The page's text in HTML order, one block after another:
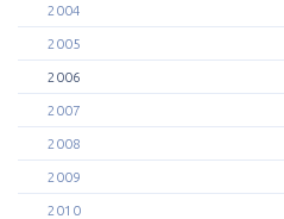
2004
2005
2006
2007
2008
2009
2010